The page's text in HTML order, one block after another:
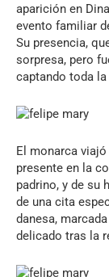
aparición en
evento familiar
Su presencia,
sorpresa, pero
captando toda
El monarca
presente en la
padrino, y de su
de una cita
danesa,
delicado tras la